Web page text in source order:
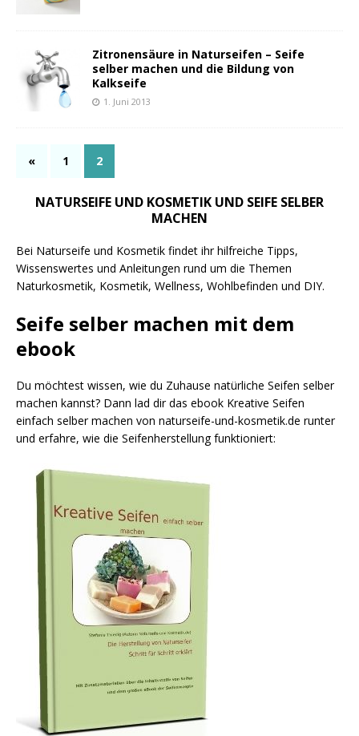
Zitronensäure in Naturseifen – Seife
selber machen und die Bildung von
Kalkseife
1. Juni 2013
« 1 2
NATURSEIFE UND KOSMETIK UND SEIFE SELBER
MACHEN
Bei Naturseife und Kosmetik findet ihr hilfreiche Tipps,
Wissenswertes und Anleitungen rund um die Themen
Naturkosmetik, Kosmetik, Wellness, Wohlbefinden und DIY.
Seife selber machen mit dem
ebook
Du möchtest wissen, wie du Zuhause natürliche Seifen selber
machen kannst? Dann lad dir das ebook Kreative Seifen
einfach selber machen von naturseife-und-kosmetik.de runter
und erfahre, wie die Seifenherstellung funktioniert: